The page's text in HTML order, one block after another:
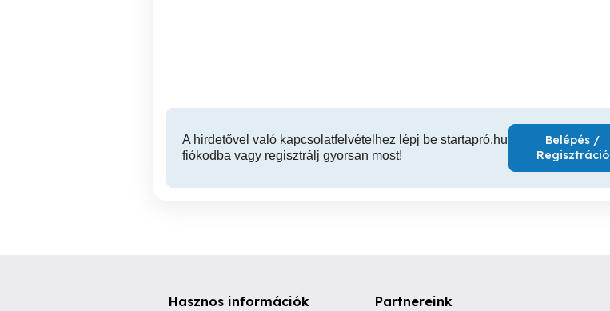
A hirdetővel való kapcsolatfelvételhez lépj be startapró.hu
fiókodba vagy regisztrálj gyorsan most!
Belépés /
Regisztráció
Hasznos információk Partnereink